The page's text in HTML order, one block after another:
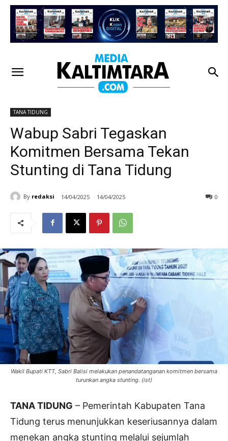
TANA TIDUNG
Wabup Sabri Tegaskan
Komitmen Bersama Tekan
Stunting di Tana Tidung
By redaksi 14/04/2025 14/04/2025 0
Wakil Bupati KTT, Sabri Balisi melakukan penandatanganan komitmen bersama
turunkan angka stunting. (ist)
TANA TIDUNG – Pemerintah Kabupaten Tana
Tidung terus menunjukkan keseriusannya dalam
menekan angka stunting melalui sejumlah